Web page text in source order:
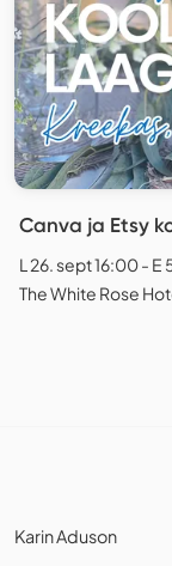
Canva ja Etsy
L 26. sept 16:00 - E
The White Rose
Karin Aduson